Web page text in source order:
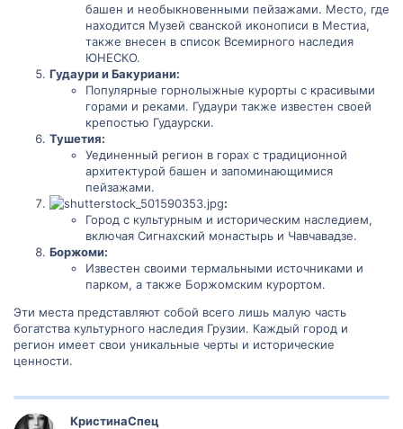
башен и необыкновенными пейзажами. Место, где
находится Музей сванской иконописи в Местиа,
также внесен в список Всемирного наследия
ЮНЕСКО.
Гудаури и Бакуриани:
Популярные горнолыжные курорты с красивыми
горами и реками. Гудаури также известен своей
крепостью Гудаурски.
Тушетия:
Уединенный регион в горах с традиционной
архитектурой башен и запоминающимися
пейзажами.
:
Город с культурным и историческим наследием,
включая Сигнахский монастырь и Чавчавадзе.
Боржоми:
Известен своими термальными источниками и
парком, а также Боржомским курортом.
Эти места представляют собой всего лишь малую часть
богатства культурного наследия Грузии. Каждый город и
регион имеет свои уникальные черты и исторические
ценности.
КристинаСпец